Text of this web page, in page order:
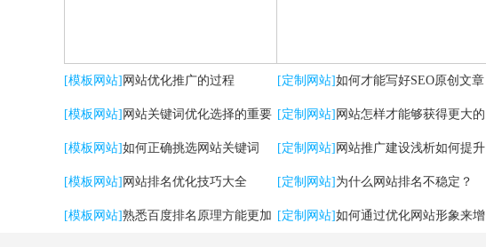
[模板网站] 网站优化推广的过程
[模板网站] 网站关键词优化选择的重要
性
[模板网站]如何正确挑选网站关键词
[模板网站] 网站排名优化技巧大全
[模板网站]熟悉百度排名原理方能更加
[定制网站]如何才能写好SEO原创文章
[定制网站] 网站怎样才能够获得更大的
流量？
[定制网站] 网站推广建设浅析如何提升
用户体验
[定制网站] 为什么网站排名不稳定？
[定制网站]如何通过优化网站形象来增